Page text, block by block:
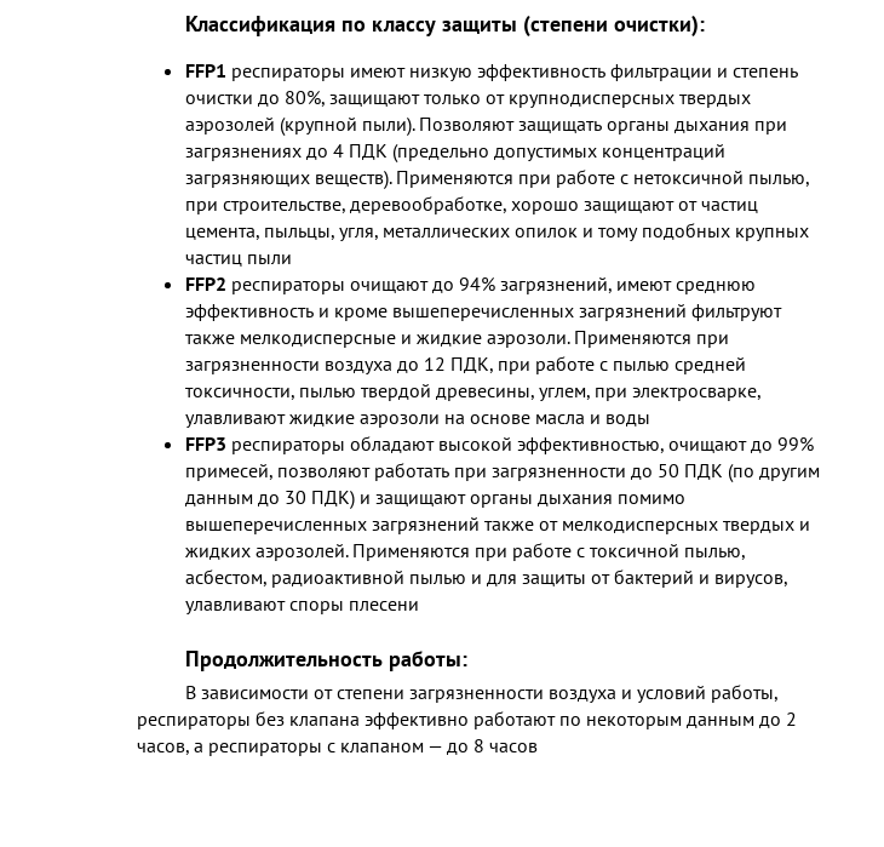
Классификация по классу защиты (степени очистки):
FFP1 респираторы имеют низкую эффективность фильтрации и степень
очистки до 80%, защищают только от крупнодисперсных твердых
аэрозолей (крупной пыли). Позволяют защищать органы дыхания при
загрязнениях до 4 ПДК (предельно допустимых концентраций
загрязняющих веществ). Применяются при работе с нетоксичной пылью,
при строительстве, деревообработке, хорошо защищают от частиц
цемента, пыльцы, угля, металлических опилок и тому подобных крупных
частиц пыли
FFP2 респираторы очищают до 94% загрязнений, имеют среднюю
эффективность и кроме вышеперечисленных загрязнений фильтруют
также мелкодисперсные и жидкие аэрозоли. Применяются при
загрязненности воздуха до 12 ПДК, при работе с пылью средней
токсичности, пылью твердой древесины, углем, при электросварке,
улавливают жидкие аэрозоли на основе масла и воды
FFP3 респираторы обладают высокой эффективностью, очищают до 99%
примесей, позволяют работать при загрязненности до 50 ПДК (по другим
данным до 30 ПДК) и защищают органы дыхания помимо
вышеперечисленных загрязнений также от мелкодисперсных твердых и
жидких аэрозолей. Применяются при работе с токсичной пылью,
асбестом, радиоактивной пылью и для защиты от бактерий и вирусов,
улавливают споры плесени
Продолжительность работы:
В зависимости от степени загрязненности воздуха и условий работы,
респираторы без клапана эффективно работают по некоторым данным до 2
часов, а респираторы с клапаном — до 8 часов